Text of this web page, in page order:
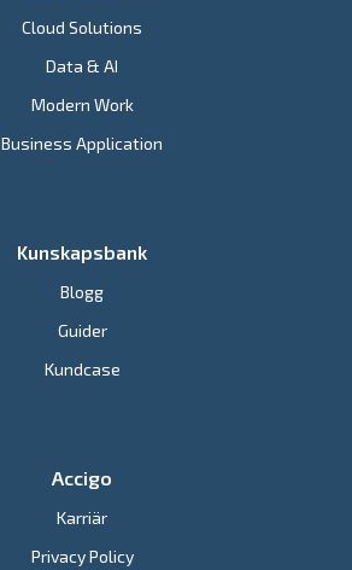
Cloud Solutions
Data & AI
Modern Work
Business Application
Kunskapsbank
Blogg
Guider
Kundcase
Accigo
Karriär
Privacy Policy